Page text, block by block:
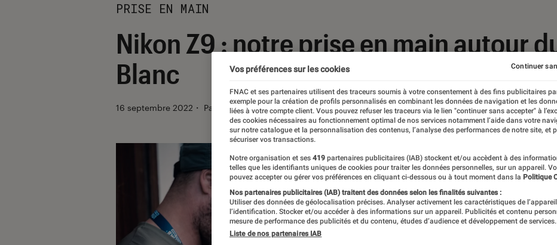
PRISE EN MAIN
Nikon Z9 : notre prise en main autour
Blanc
16 septembre 2022 ・ Par Louis Cayatte
Nos
Vos préférences sur les cookies
FNAC et ses partenaires utilisent des traceurs soumis à votre consentement à des fins publicitaires
exemple pour la création de profils personnalisés en combinant les données de navigation et les
liées à votre compte client. Vous pouvez refuser les traceurs via le lien "continuer sans accepter" à
des cookies nécessaires au fonctionnement optimal de nos services notamment l’aide dans votre
sur notre catalogue et la personnalisation des contenus, l’analyse des performances de notre site, et
sécuriser vos transactions.
Notre organisation et ses 419 partenaires publicitaires (IAB) stockent et/ou accèdent à des
telles que les identifiants uniques de cookies pour traiter les données personnelles, sur un appareil.
pouvez accepter ou gérer vos préférences en cliquant ci-dessous ou à tout moment dans la Politique
Nos partenaires publicitaires (IAB) traitent des données selon les finalités suivantes :
Utiliser des données de géolocalisation précises. Analyser activement les caractéristiques de
l’identification. Stocker et/ou accéder à des informations sur un appareil. Publicités et contenu
mesure de performance des publicités et du contenu, études d’audience et développement de services.
Liste de nos partenaires IAB
Continuer